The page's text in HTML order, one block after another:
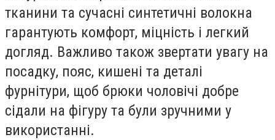
тканини та сучасні синтетичні волокна
гарантують комфорт, міцність і легкий
догляд. Важливо також звертати увагу на
посадку, пояс, кишені та деталі
фурнітури, щоб брюки чоловічі добре
сідали на фігуру та були зручними у
використанні.